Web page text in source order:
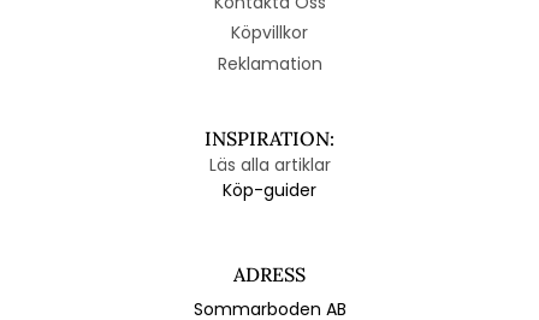
Köpvillkor
Reklamation
INSPIRATION:
Läs alla artiklar
Köp-guider
ADRESS
Sommarboden AB